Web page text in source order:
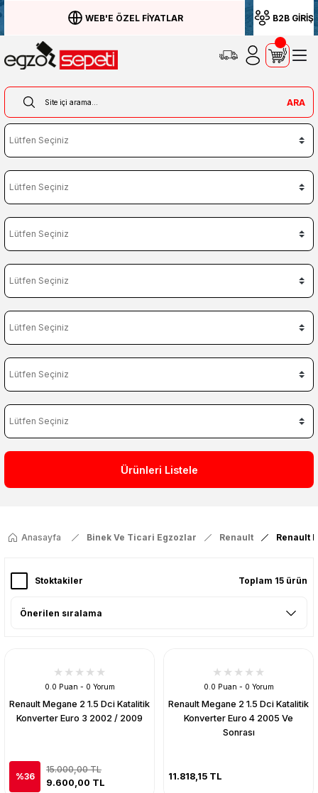
WEB'E ÖZEL FİYATLAR B2B GİRİŞ
ARA
Ürünleri Listele
Anasayfa Binek Ve Ticari Egzozlar Renault Renault
Stoktakiler Toplam 15 ürün
0.0 Puan - 0 Yorum
Renault Megane 2 1.5 Dci Katalitik
Konverter Euro 3 2002 / 2009
%36
15.000,00 TL
9.600,00 TL
0.0 Puan - 0 Yorum
Renault Megane 2 1.5 Dci Katalitik
Konverter Euro 4 2005 Ve
Sonrası
11.818,15 TL